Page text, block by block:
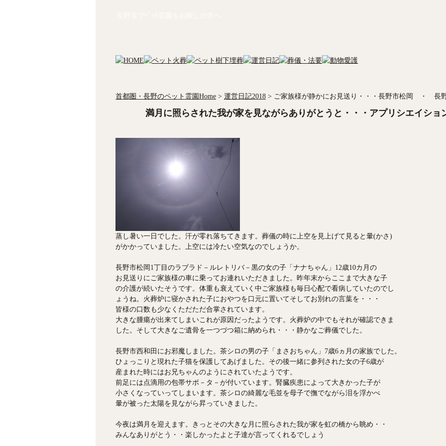
首都圏・長野のペット霊園Home > 運営日記2018 > ご家族様が静かにお見送り・・・長野市松岡 ・ 長
満月に照らされた我が家を見ながらありがとうと・・・アプリシエイショ
蒸し暑い一日でした。汗が零れ落ちてきます。葬儀の時に上空を見上げて見ると暈(かさ)
がかかっていました。上空には冷たい空気なのでしょうか。
長野市松岡1丁目のラブラド－ルレトリバ－黒の女の子「ナナちゃん」12歳10カ月の
お見送りにご家族様の車に乗ってお連れいただきました。昨年末からここまで大きな子
の介護が続いたそうです。体重も衰えていく中ご家族様も毎日心配で看病していたのでし
ょうね。火葬炉に寝かされた子におやつを口元に置いてそしてお別れの言葉を・・・
皆様の口数も少なくただただ合掌されています。
大きな腫瘍が出来てしまいこれが原因だったようです。火葬炉の中でもそれが確認できま
した。そして大きなご遺骨を一つづつ箱に納められ・・・静かなご葬儀でした。
長野市西和田にお邪魔しました。茶シロの男の子「まさおちゃん」7歳6ヵ月の家族でした。
ひょっこりと現れた子猫を保護してあげました。その後一緒に参列された女の子6歳が
産まれた時にはお兄ちゃんのようにされていたようです。
前足には点滴用の包帯サポ－タ－が付いています。腎臓疾患によって大きかった子が
小さくなっていってしまいます。茶シロの綺麗な毛並を母子で撫でながら泪を浮かべ
暈が被った太陽を見ながら昇っていきました。
今夜は満月を迎えます。きっとその大きな月に照らされた我が家を虹の橋から眺め・・
みんなありがとう・・楽しかったよと子達が言ってくれるでしょう